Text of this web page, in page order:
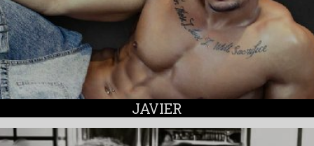
JAVIER